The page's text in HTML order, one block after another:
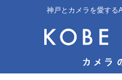
神戸とカメラを愛する